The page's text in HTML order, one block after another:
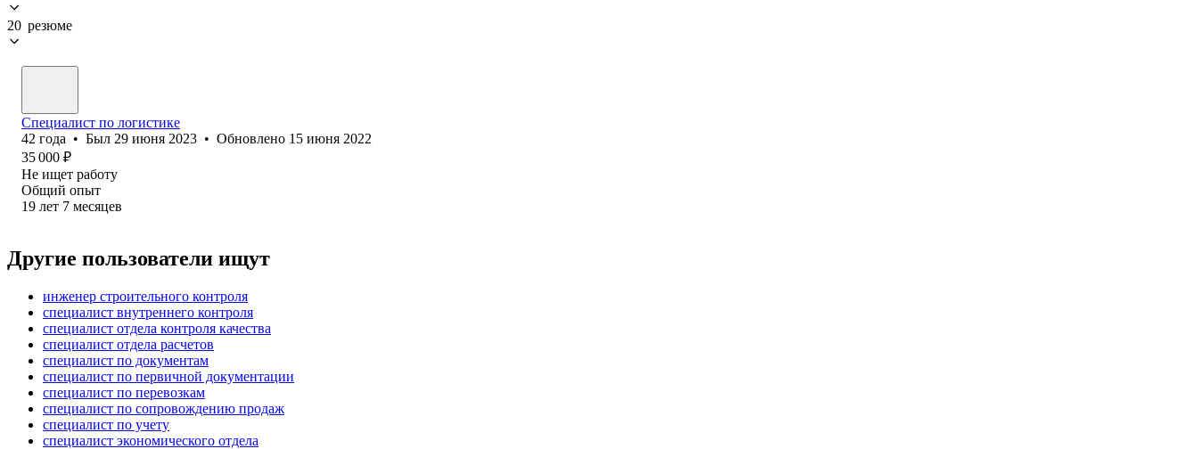
20 резюме
Специалист по логистике
42 года • Был 29 июня 2023 • Обновлено 15 июня 2022
35 000 ₽
Не ищет работу
Общий опыт
19 лет 7 месяцев
Другие пользователи ищут
инженер строительного контроля
специалист внутреннего контроля
специалист отдела контроля качества
специалист отдела расчетов
специалист по документам
специалист по первичной документации
специалист по перевозкам
специалист по сопровождению продаж
специалист по учету
специалист экономического отдела